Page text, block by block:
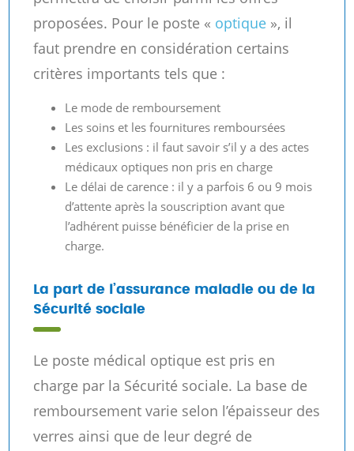
proposées. Pour le poste « optique », il
faut prendre en considération certains
critères importants tels que :
Le mode de remboursement
Les soins et les fournitures remboursées
Les exclusions : il faut savoir s’il y a des actes
médicaux optiques non pris en charge
Le délai de carence : il y a parfois 6 ou 9 mois
d’attente après la souscription avant que
l’adhérent puisse bénéficier de la prise en
charge.
La part de l’assurance maladie ou de la
Sécurité sociale
Le poste médical optique est pris en
charge par la Sécurité sociale. La base de
remboursement varie selon l’épaisseur des
verres ainsi que de leur degré de